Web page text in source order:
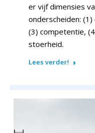
er vijf dimensies
onderscheiden:
(3) competentie,
stoerheid.
Lees verder!